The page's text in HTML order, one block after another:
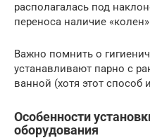
располагалась под
переноса наличие
Важно помнить о
устанавливают парно с
ванной (хотя этот способ
Особенности
оборудования